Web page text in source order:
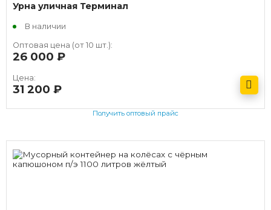
Урна уличная Терминал
В наличии
Оптовая цена (от 10 шт.):
26 000
Цена:
31 200
Получить оптовый прайс